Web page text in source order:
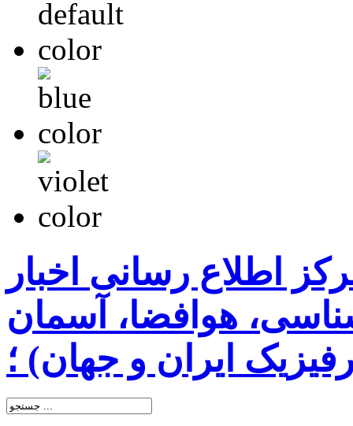
اطلاع رسانی اخبار
هوافضا، آسمان
ایران و جهان) ؛